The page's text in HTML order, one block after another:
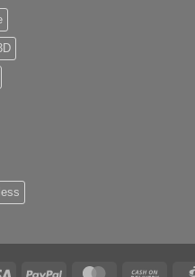
Visa PayPal MasterCardCash